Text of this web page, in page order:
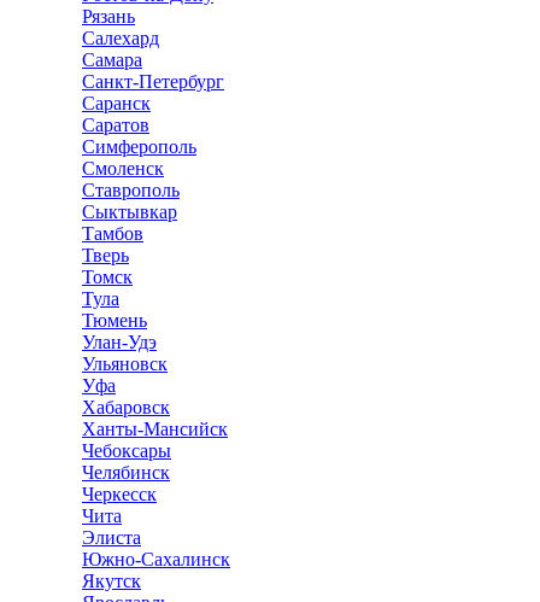
Рязань
Салехард
Самара
Санкт-Петербург
Саранск
Саратов
Симферополь
Смоленск
Ставрополь
Сыктывкар
Тамбов
Тверь
Томск
Тула
Тюмень
Улан-Удэ
Ульяновск
Уфа
Хабаровск
Ханты-Мансийск
Чебоксары
Челябинск
Черкесск
Чита
Элиста
Южно-Сахалинск
Якутск